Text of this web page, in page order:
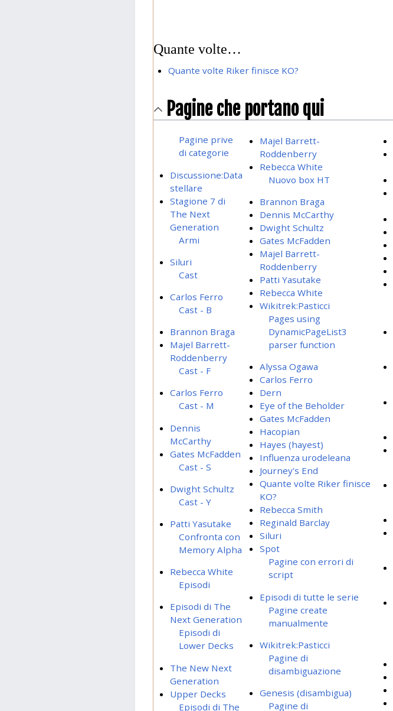
Quante volte…
Quante volte Riker finisce KO?
Pagine che portano qui
Pagine prive
di categorie
Discussione:Data
stellare
Stagione 7 di
The Next
Generation
Armi
Siluri
Cast
Carlos Ferro
Cast - B
Brannon Braga
Majel Barrett-
Roddenberry
Cast - F
Carlos Ferro
Cast - M
Dennis
McCarthy
Gates McFadden
Cast - S
Dwight Schultz
Cast - Y
Patti Yasutake
Confronta con
Memory Alpha
Rebecca White
Episodi
Episodi di The
Next Generation
Episodi di
Lower Decks
The New Next
Generation
Upper Decks
Episodi di The
Majel Barrett-
Roddenberry
Rebecca White
Nuovo box HT
Brannon Braga
Dennis McCarthy
Dwight Schultz
Gates McFadden
Majel Barrett-
Roddenberry
Patti Yasutake
Rebecca White
Wikitrek:Pasticci
Pages using
DynamicPageList3
parser function
Alyssa Ogawa
Carlos Ferro
Dern
Eye of the Beholder
Gates McFadden
Hacopian
Hayes (hayest)
Influenza urodeleana
Journey's End
Quante volte Riker finisce
KO?
Rebecca Smith
Reginald Barclay
Siluri
Spot
Pagine con errori di
script
Episodi di tutte le serie
Pagine create
manualmente
Wikitrek:Pasticci
Pagine di
disambiguazione
Genesis (disambigua)
Pagine di